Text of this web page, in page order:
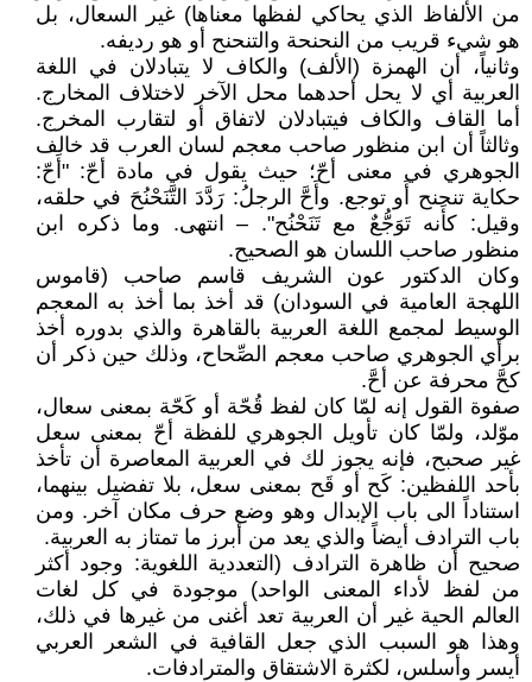
من الألفاظ الذي يحاكي لفظها معناها) غير السعال، بل
هو شيء قريب من النحنحة والتنحنح أو هو رديفه.
وثانياً، أن الهمزة (الألف) والكاف لا يتبادلان في اللغة
العربية أي لا يحل أحدهما محل الآخر لاختلاف المخارج.
أما القاف والكاف فيتبادلان لاتفاق أو لتقارب المخرج.
وثالثاً أن ابن منظور صاحب معجم لسان العرب قد خالف
الجوهري في معنى أحّ؛ حيث يقول في مادة أحّ: "أَحّ:
حكاية تنحنح أَو توجع. وأَحَّ الرجلُ: رَدَّدَ التَّنَحْنُحَ في حلقه،
وقيل: كأَنه تَوَجُّعٌ مع تَنَحْنُح". – انتهى. وما ذكره ابن
منظور صاحب اللسان هو الصحيح.
وكان الدكتور عون الشريف قاسم صاحب (قاموس
اللهجة العامية في السودان) قد أخذ بما أخذ به المعجم
الوسيط لمجمع اللغة العربية بالقاهرة والذي بدوره أخذ
برأي الجوهري صاحب معجم الصِّحاح، وذلك حين ذكر أن
كحَّ محرفة عن أحَّ.
صفوة القول إنه لمّا كان لفظ قُحّة أو كَحّة بمعنى سعال،
موّلد، ولمّا كان تأويل الجوهري للفظة أحّ بمعنى سعل
غير صحبح، فإنه يجوز لك في العربية المعاصرة أن تأخذ
بأحد اللفظين: كَح أو قَح بمعنى سعل، بلا تفضيل بينهما،
استناداً الى باب الإبدال وهو وضع حرف مكان آخر. ومن
باب الترادف أيضاً والذي يعد من أبرز ما تمتاز به العربية.
صحيح أن ظاهرة الترادف (التعددية اللغوية: وجود أكثر
من لفظ لأداء المعنى الواحد) موجودة في كل لغات
العالم الحية غير أن العربية تعد أغنى من غيرها في ذلك،
وهذا هو السبب الذي جعل القافية في الشعر العربي
أيسر وأسلس، لكثرة الاشتقاق والمترادفات.